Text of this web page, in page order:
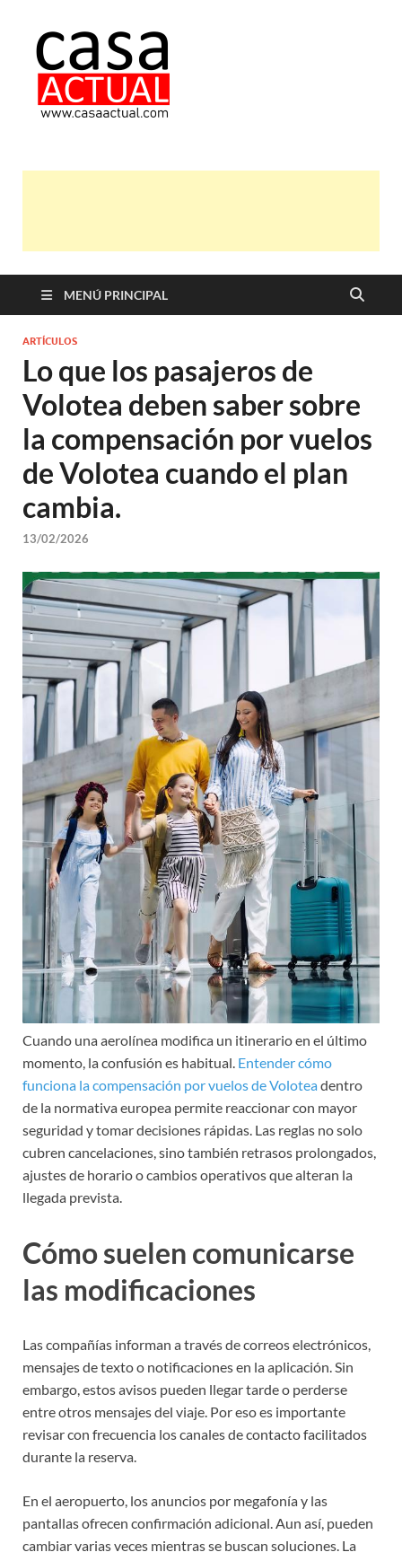
MENÚ PRINCIPAL
ARTÍCULOS
Lo que los pasajeros de
Volotea deben saber sobre
la compensación por vuelos
de Volotea cuando el plan
cambia.
13/02/2026
Cuando una aerolínea modifica un itinerario en el último
momento, la confusión es habitual. Entender cómo
funciona la compensación por vuelos de Voloteadentro
de la normativa europea permite reaccionar con mayor
seguridad y tomar decisiones rápidas. Las reglas no solo
cubren cancelaciones, sino también retrasos prolongados,
ajustes de horario o cambios operativos que alteran la
llegada prevista.
Cómo suelen comunicarse
las modificaciones
Las compañías informan a través de correos electrónicos,
mensajes de texto o notificaciones en la aplicación. Sin
embargo, estos avisos pueden llegar tarde o perderse
entre otros mensajes del viaje. Por eso es importante
revisar con frecuencia los canales de contacto facilitados
durante la reserva.
En el aeropuerto, los anuncios por megafonía y las
pantallas ofrecen confirmación adicional. Aun así, pueden
cambiar varias veces mientras se buscan soluciones. La